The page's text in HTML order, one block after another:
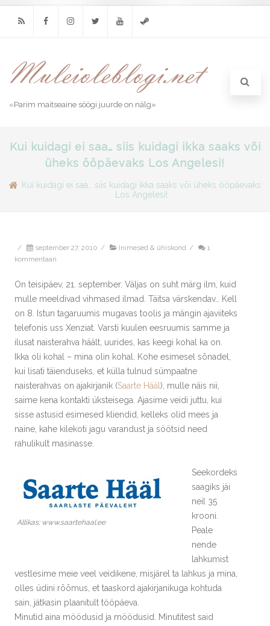
«Parim maitseaine söögi juurde on nälg»
Kui kuidagi ei saa… siis kuidagi ikka saaks või
üheks ööpäevaks Los Angelesi!
Kui kuidagi ei saa… siis kuidagi ikka saaks või üheks ööpäevaks
Los Angelesi!
/ september 27, 2010 / Inimesed & ühiskond /
1
kommentaari
On teisipäev, 21. september. Väljas on suht märg ilm, kuid
mulle meeldivad vihmased ilmad. Täitsa värskendav… Kell
on 8. Istun tagaruumis mugavas toolis ja mängin ajaviiteks
telefonis uss Xenziat. Varsti kuulen eesruumis samme ja
ilusat naisterahva häält, uurides, kas keegi kohal ka on.
Ikka oli kohal – mina olin kohal. Kohe esimesel sõnadel,
kui lisati täienduseks, et külla tulnud sümpaatne
naisterahvas on ajakirjanik (Saarte Hääl ), mulle näis nii,
saime kena kontakti üksteisega. Ajasime veidi juttu, kui
sisse astusid esimesed kliendid, kelleks olid mees ja
naine, kahe kilekoti jagu varandust ja söötsid need
rahulikult masinasse.
Allikas: www.saartehaal.ee
Seekordeks
saagiks jäi
neil 35
krooni.
Peale
nende
lahkumist
vestlesime meie veel veidikene, misjärel ta lahkus ja mina,
olles üdini rõõmus, et taaskord ajakirjanikuga kohtuda
sain, jätkasin plaanitult tööpäeva.
Minutid aina möödusid ja möödusid. Minutitest said